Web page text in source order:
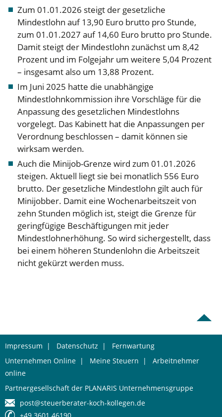
Zum 01.01.2026 steigt der gesetzliche
Mindestlohn auf 13,90 Euro brutto pro Stunde,
zum 01.01.2027 auf 14,60 Euro brutto pro Stunde.
Damit steigt der Mindestlohn zunächst um 8,42
Prozent und im Folgejahr um weitere 5,04 Prozent
– insgesamt also um 13,88 Prozent.
Im Juni 2025 hatte die unabhängige
Mindestlohnkommission ihre Vorschläge für die
Anpassung des gesetzlichen Mindestlohns
vorgelegt. Das Kabinett hat die Anpassungen per
Verordnung beschlossen – damit können sie
wirksam werden.
Auch die Minijob-Grenze wird zum 01.01.2026
steigen. Aktuell liegt sie bei monatlich 556 Euro
brutto. Der gesetzliche Mindestlohn gilt auch für
Minijobber. Damit eine Wochenarbeitszeit von
zehn Stunden möglich ist, steigt die Grenze für
geringfügige Beschäftigungen mit jeder
Mindestlohnerhöhung. So wird sichergestellt, dass
bei einem höheren Stundenlohn die Arbeitszeit
nicht gekürzt werden muss.
Impressum | Datenschutz | Fernwartung
Unternehmen Online | Meine Steuern | Arbeitnehmer
online
Partnergesellschaft der PLANARIS Unternehmensgruppe
post@steuerberater-koch-kollegen.de